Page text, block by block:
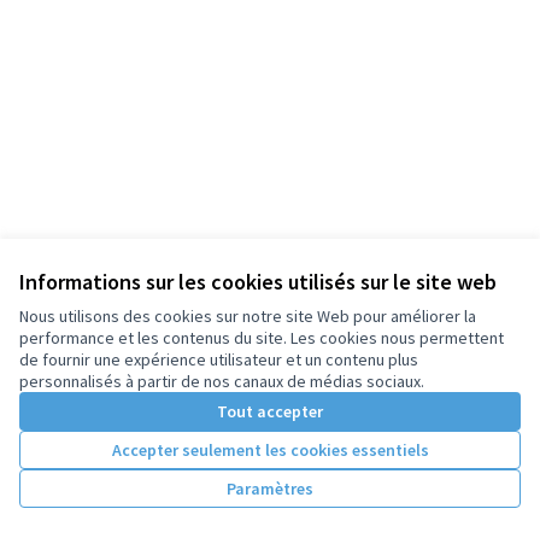
Informations sur les cookies utilisés sur le site web
Nous utilisons des cookies sur notre site Web pour améliorer la
performance et les contenus du site. Les cookies nous permettent
de fournir une expérience utilisateur et un contenu plus
personnalisés à partir de nos canaux de médias sociaux.
Tout accepter
Accepter seulement les cookies essentiels
Paramètres